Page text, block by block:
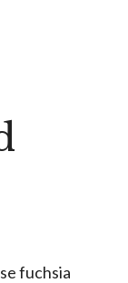
fuchsia